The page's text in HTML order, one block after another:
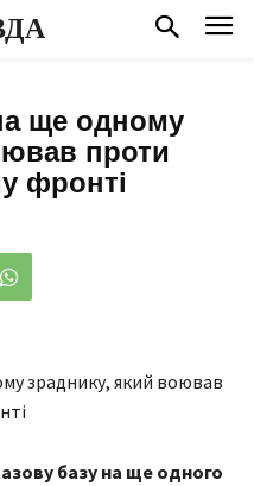
ще одному
проти
фронті
базу на ще одного